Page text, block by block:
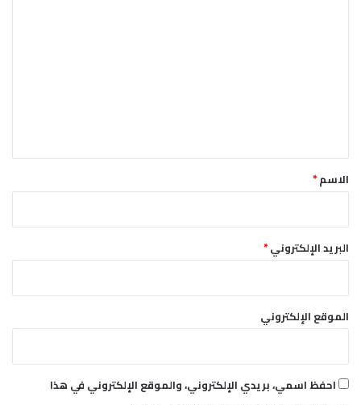
*الاسم*
البريد الإلكتروني*
الموقع الإلكتروني
احفظ اسمي، بريدي الإلكتروني، والموقع الإلكتروني في هذا